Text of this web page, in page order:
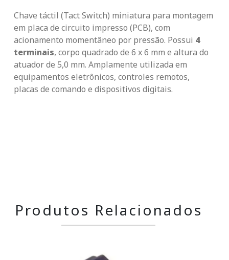
Chave táctil (Tact Switch) miniatura para montagem
em placa de circuito impresso (PCB), com
acionamento momentâneo por pressão. Possui 4
terminais, corpo quadrado de 6 x 6 mm e altura do
atuador de 5,0 mm. Amplamente utilizada em
equipamentos eletrônicos, controles remotos,
placas de comando e dispositivos digitais.
Produtos Relacionados